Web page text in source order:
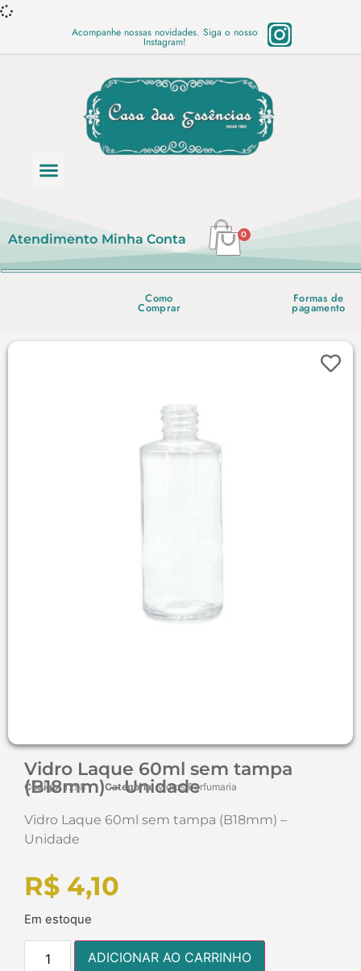
Acompanhe nossas novidades. Siga o nosso
Instagram!
Atendimento Minha Conta 0
Como
Comprar
Formas de
pagamento
Vidro Laque 60ml sem tampa
(B18mm) – Unidade
Código:1298 Categoria: Vidros Perfumaria
Vidro Laque 60ml sem tampa (B18mm) –
Unidade
R$ 4,10
Em estoque
ADICIONAR AO CARRINHO